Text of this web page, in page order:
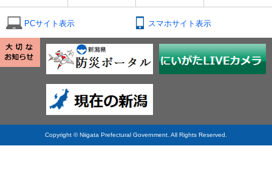
PCサイト表示 スマホサイト表示
Copyright © Niigata Prefectural Government. All Rights Reserved.